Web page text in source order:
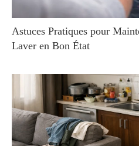
Astuces Pratiques pour
Laver en Bon État